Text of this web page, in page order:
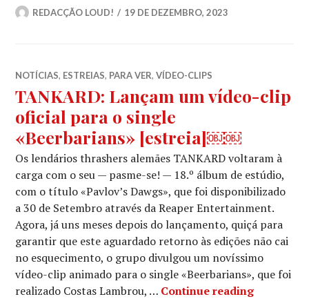
REDACÇÃO LOUD! 19 DE DEZEMBRO, 2023
NOTÍCIAS, ESTREIAS, PARA VER,VÍDEO-CLIPS
TANKARD: Lançam um vídeo-clip
oficial para o single
«Beerbarians» [estreia]￼￼
Os lendários thrashers alemães TANKARD voltaram à
carga com o seu — pasme-se! — 18.º álbum de estúdio,
com o título «Pavlov’s Dawgs», que foi disponibilizado
a 30 de Setembro através da Reaper Entertainment.
Agora, já uns meses depois do lançamento, quiçá para
garantir que este aguardado retorno às edições não cai
no esquecimento, o grupo divulgou um novíssimo
vídeo-clip animado para o single «Beerbarians», que foi
realizado Costas Lambrou, … Continue reading